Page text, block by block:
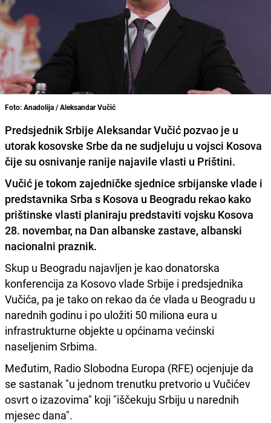
Foto: Anadolija / Aleksandar Vučić
Predsjednik Srbije Aleksandar Vučić pozvao je u
utorak kosovske Srbe da ne sudjeluju u vojsci Kosova
čije su osnivanje ranije najavile vlasti u Prištini.
Vučić je tokom zajedničke sjednice srbijanske vlade i
predstavnika Srba s Kosova u Beogradu rekao kako
prištinske vlasti planiraju predstaviti vojsku Kosova
28. novembar, na Dan albanske zastave, albanski
nacionalni praznik.
Skup u Beogradu najavljen je kao donatorska
konferencija za Kosovo vlade Srbije i predsjednika
Vučića, pa je tako on rekao da će vlada u Beogradu u
narednih godinu i po uložiti 50 miliona eura u
infrastrukturne objekte u općinama većinski
naseljenim Srbima.
Međutim, Radio Slobodna Europa (RFE) ocjenjuje da
se sastanak "u jednom trenutku pretvorio u Vučićev
osvrt o izazovima" koji "iščekuju Srbiju u narednih
mjesec dana".